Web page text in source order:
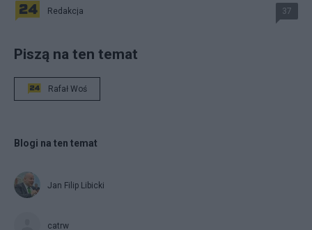
Redakcja 37
Piszą na ten temat
Rafał Woś
Blogi na ten temat
Jan Filip Libicki
catrw